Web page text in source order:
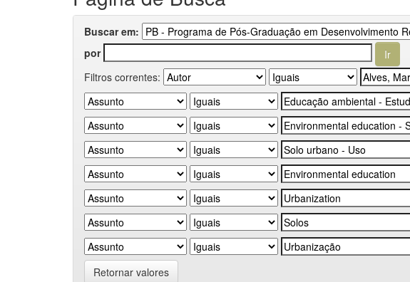
Buscar em:
por
Filtros correntes:
Retornar valores